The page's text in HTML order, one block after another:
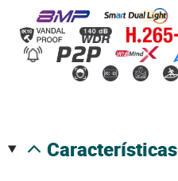
características